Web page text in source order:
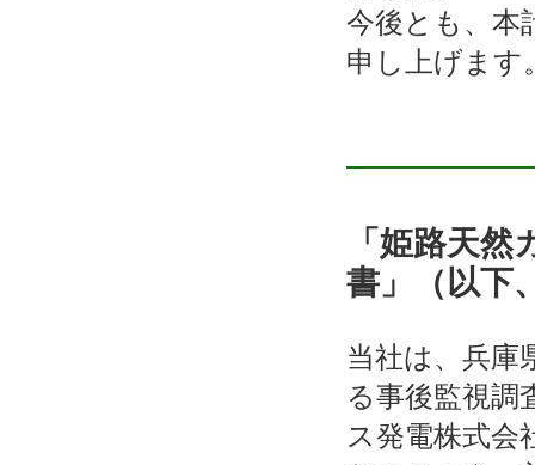
今後とも、本
申し上げます
「姫路天
書」（以下
当社は、兵庫
る事後監視調
ス発電株式会